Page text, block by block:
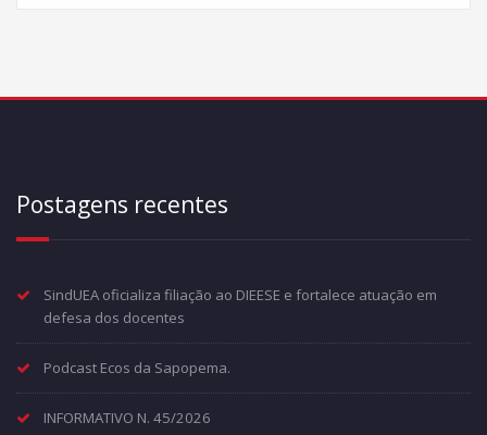
Postagens recentes
SindUEA oficializa filiação ao DIEESE e fortalece atuação em
defesa dos docentes
Podcast Ecos da Sapopema.
INFORMATIVO N. 45/2026